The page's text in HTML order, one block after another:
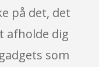
på det, det
afholde dig
som